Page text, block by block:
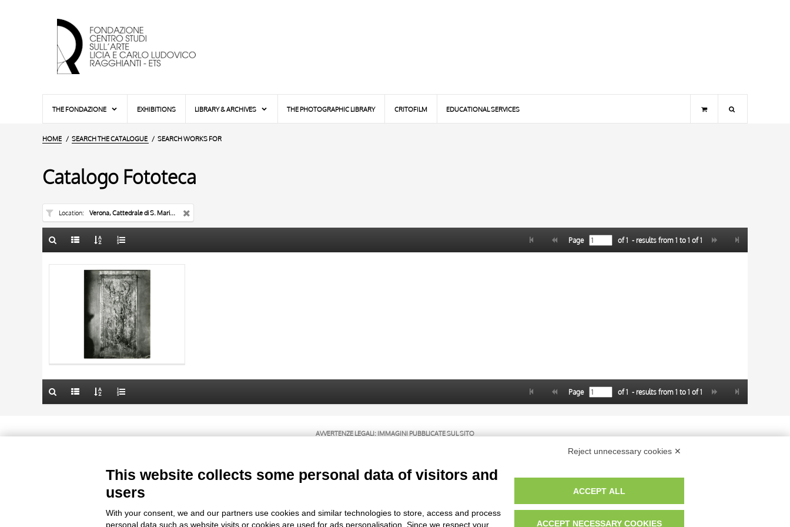
THE FONDAZIONE EXHIBITIONS LIBRARY & ARCHIVES THE PHOTOGRAPHIC LIBRARY CRITOFILM EDUCATIONAL SERVICES
HOME SEARCH THE CATALOGUE SEARCH WORKS FOR
Catalogo Fototeca
Location Verona, Cattedrale di S. Maria Matricolare
AUTHOR
OBJECT
LOCATION
DATE
10 RESULTS
20 RESULTS
Page of1 - results from 1 to 1 of1
TITLE
AUTHOR
OBJECT
LOCATION
DATE
10 RESULTS
20 RESULTS
Page of1 - results from 1 to 1 of1
AVVERTENZE LEGALI: IMMAGINI PUBBLICATE SUL SITO
Le immagini e le foto presenti in questo sito sono soggette alle norme sul diritto d’autore, legge 22 aprile 1941 n. 633. I diritti degli autori, degli artisti e dei fotografi che hanno realizzato le opere e le immagini, degli enti e
Reject unnecessary cookies ✕
This website collects some personal data of visitors and
users
With your consent, we and our partners use cookies and similar technologies to store, access and process
personal data such as website visits or cookies are used for ads personalisation. Since we respect your
ACCEPT ALL
ACCEPT NECESSARY COOKIES